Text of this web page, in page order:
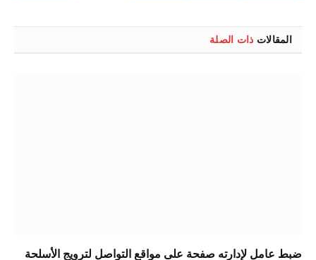
المقالات ذات الصلة
ضبط عامل لإدارته صفحة على مواقع التواصل لترويج الأسلحة